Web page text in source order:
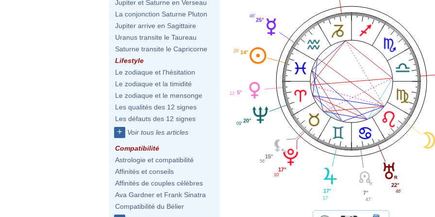
Jupiter et Saturne en Verseau
La conjonction Saturne Pluton
Jupiter arrive en Sagittaire
Uranus transite le Taureau
Saturne transite le Capricorne
Lifestyle
Le zodiaque et l'hésitation
Le zodiaque et la timidité
Le zodiaque et le mensonge
Les qualités des 12 signes
Les défauts des 12 signes
+ Voir tous les articles
Compatibilité
Astrologie et compatibilité
Affinités et conseils
Affinités de couples célèbres
Ava Gardner et Frank Sinatra
Compatibilité du Bélier
25°
46'
14°
26'
5°
11'
20°
09'
15°
56'
17°
10'
17°
17'
7°
47'
22°
46'